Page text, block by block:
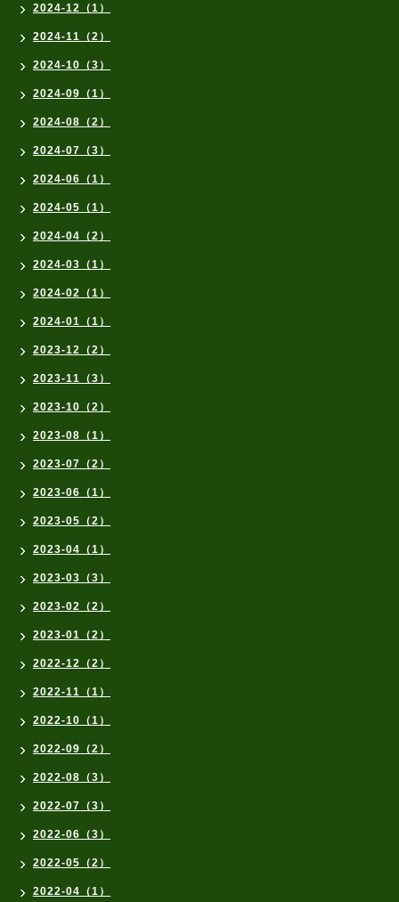
2024-12（1）
2024-11（2）
2024-10（3）
2024-09（1）
2024-08（2）
2024-07（3）
2024-06（1）
2024-05（1）
2024-04（2）
2024-03（1）
2024-02（1）
2024-01（1）
2023-12（2）
2023-11（3）
2023-10（2）
2023-08（1）
2023-07（2）
2023-06（1）
2023-05（2）
2023-04（1）
2023-03（3）
2023-02（2）
2023-01（2）
2022-12（2）
2022-11（1）
2022-10（1）
2022-09（2）
2022-08（3）
2022-07（3）
2022-06（3）
2022-05（2）
2022-04（1）